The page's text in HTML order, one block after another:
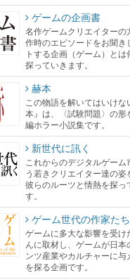
ゲームの企画書
名作ゲームクリエイターの
作時のエピソードをお聞き
トする企画（ゲーム）とは
探っていきます。
赫本
この物語を解いてはいけな
本』は、〈試験問題〉の形
編ホラー小説集です。
新世代に訊く
これからのデジタルゲーム
う若きクリエイター達の姿
彼らのルーツと情熱を探っ
す。
ゲーム世代の作家たち
ゲームに多大な影響を受け
んに取材し、ゲームが日本
ンツ産業やカルチャーに与
を探る企画です。